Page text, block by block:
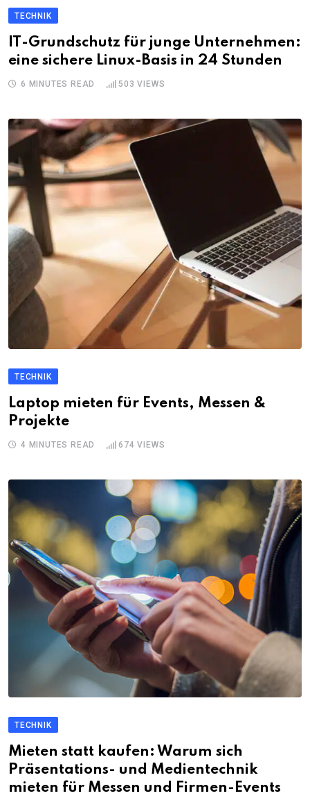
TECHNIK
IT-Grundschutz für junge Unternehmen:
eine sichere Linux-Basis in 24 Stunden
6 MINUTES READ 503 VIEWS
TECHNIK
Laptop mieten für Events, Messen &
Projekte
4 MINUTES READ 674 VIEWS
TECHNIK
Mieten statt kaufen: Warum sich
Präsentations- und Medientechnik
mieten für Messen und Firmen-Events